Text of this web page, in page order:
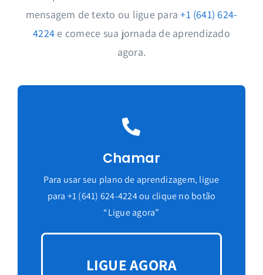
mensagem de texto ou ligue para+1 (641) 624-
4224 e comece sua jornada de aprendizado
agora.
Chamar
Para usar seu plano de aprendizagem, ligue
para +1 (641) 624-4224 ou clique no botão
“Ligue agora”
LIGUE AGORA
permite que você pratique suas habilidades
linguísticas ligando para nosso professor de IA de
seu telefone ou navegador e tendo conversas
24/7
Vozes
Inigualável
100%